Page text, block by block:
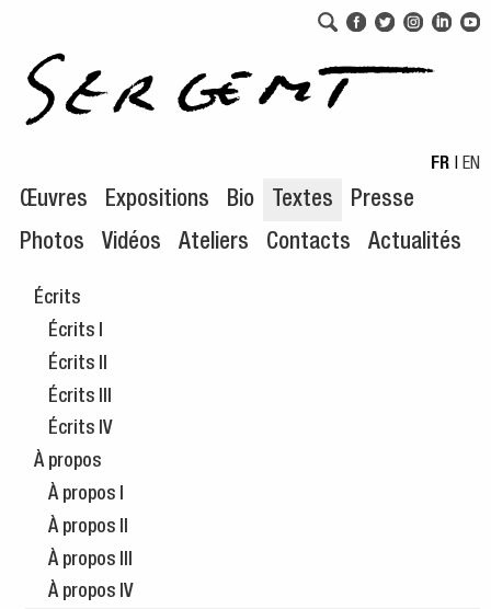
FR | EN
Œuvres Expositions Bio Textes
Presse
Photos
Vidéos Ateliers Contacts Actualités
Écrits
Écrits I
Écrits II
Écrits III
Écrits IV
À propos
À propos I
À propos II
À propos III
À propos IV